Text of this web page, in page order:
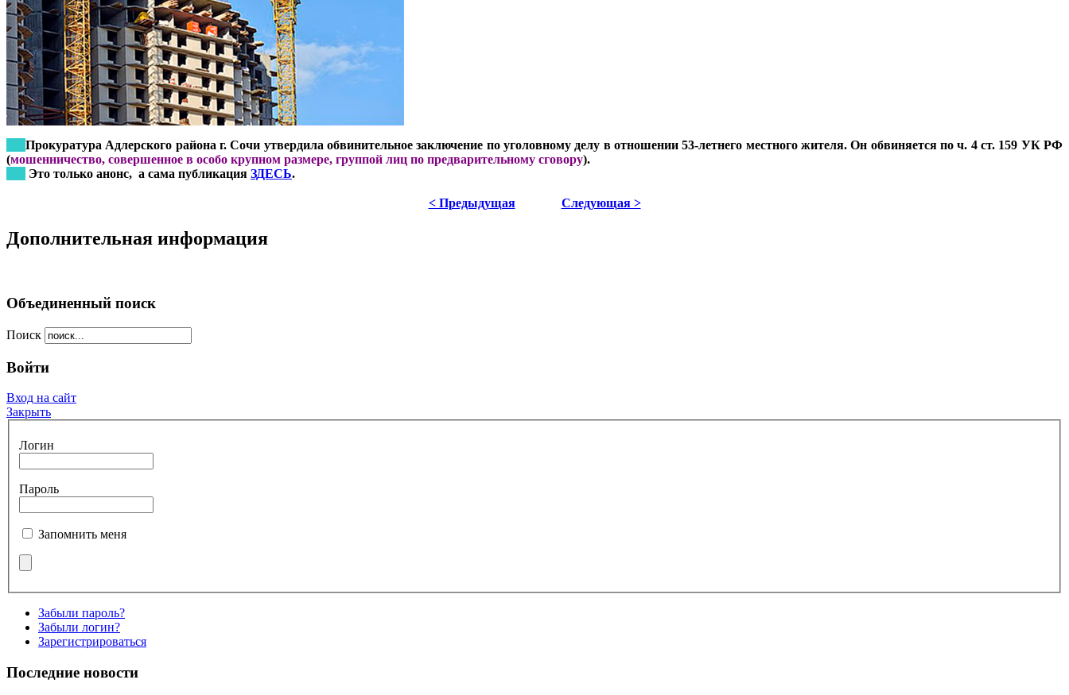
Прокуратура Адлерского района г. Сочи утвердила обвинительное заключение по уголовному делу в отношении 53-летнего местного жителя. Он обвиняется по ч. 4 ст. 159 УК РФ
(мошенничество, совершенное в особо крупном размере, группой лиц по предварительному сговору).
Это только анонс, а сама публикация ЗДЕСЬ.
< Предыдущая Следующая >
Дополнительная информация
Объединенный поиск
Поиск
Войти
Вход на сайт
Закрыть
Логин
Пароль
Запомнить меня
Забыли пароль?
Забыли логин?
Зарегистрироваться
Последние новости